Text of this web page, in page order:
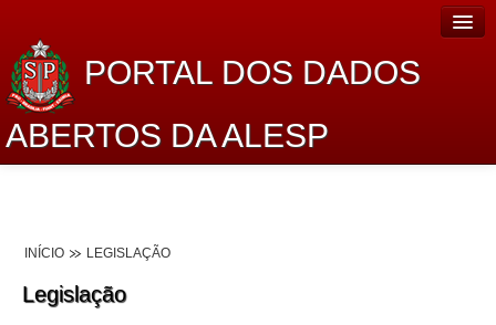
PORTAL DOS DADOS
ABERTOS DA ALESP
Dados Abertos Alesp
Lei de Acesso à Informação
INÍCIO LEGISLAÇÃO
Legislação